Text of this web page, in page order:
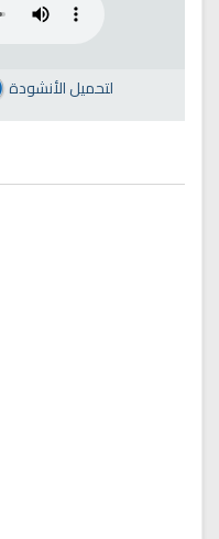
لتحميل الأنشودة